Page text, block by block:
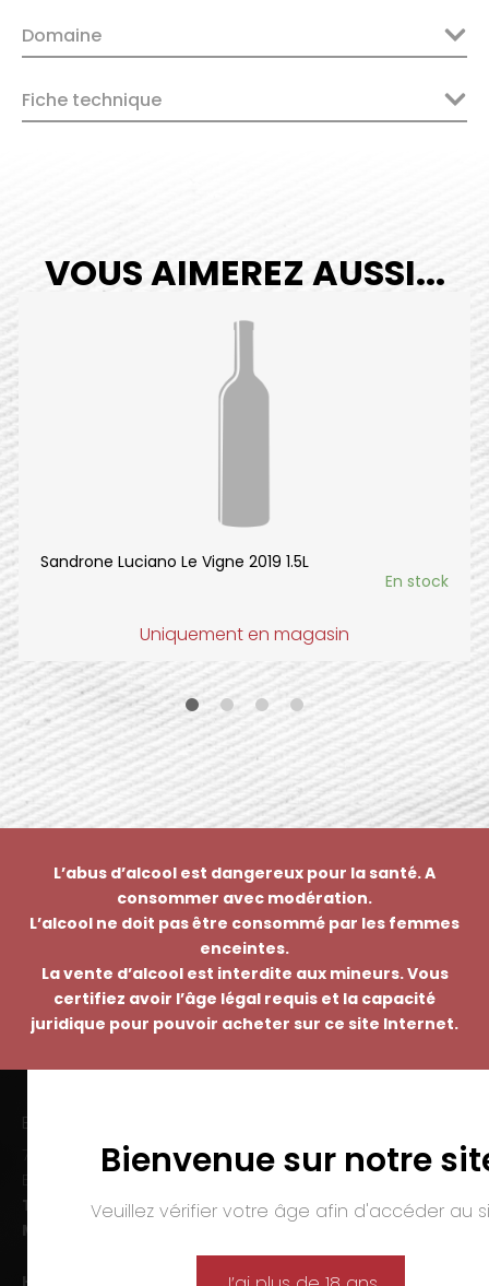
Domaine
Fiche technique
VOUS AIMEREZ AUSSI...
Sandrone Luciano Le Vigne 2019 1.5L
En stock
Uniquement en magasin
L’abus d’alcool est dangereux pour la santé. A
consommer avec modération.
L’alcool ne doit pas être consommé par les femmes
enceintes.
La vente d’alcool est interdite aux mineurs. Vous
certifiez avoir l’âge légal requis et la capacité
juridique pour pouvoir acheter sur ce site Internet.
Bienvenue sur notre
Veuillez vérifier votre âge afin d'accéder au
EMMANUEL NASTI
7 avenue Pierre Pflimlin – ZAC Espale
Tél. :
03 89 46 50 35
Mail :
Horaires d’ouverture :